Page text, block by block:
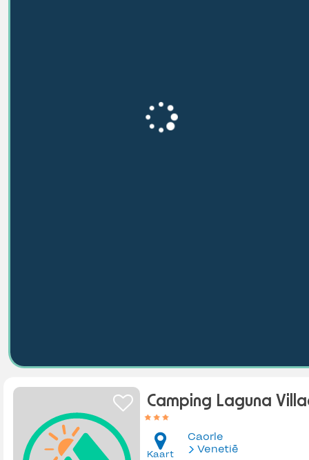
Camping Laguna
Kaart
Caorle
Venetië